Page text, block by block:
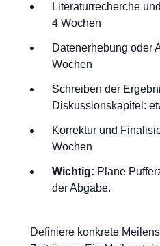
Literaturrecherche
4 Wochen
Datenerhebung oder
Wochen
Schreiben der
Diskussionskapitel:
Korrektur und
Wochen
Wichtig: Plane
der Abgabe.
Definiere konkrete